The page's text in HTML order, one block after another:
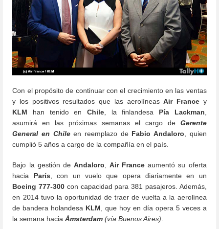
Con el propósito de continuar con el crecimiento en las ventas
y los positivos resultados que las aerolíneasAir Francey
KLM han tenido en Chile , la finlandesa Pía Lackman
asumirá en las próximas semanas el cargo de Gerente
General en Chileen reemplazo de Fabio Andaloro , quien
cumplió 5 años a cargo de la compañía en el país.
Bajo la gestión de Andaloro ,Air France aumentó su oferta
hacia París , con un vuelo que opera diariamente en un
Boeing 777-300 con capacidad para 381 pasajeros. Además,
en 2014 tuvo la oportunidad de traer de vuelta a la aerolínea
de bandera holandesa KLM , que hoy en día opera 5 veces a
la semana haciaÁmsterdam (vía Buenos Aires)